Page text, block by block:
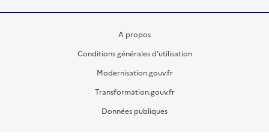
A propos
Conditions générales d’utilisation
Modernisation.gouv.fr
Transformation.gouv.fr
Données publiques